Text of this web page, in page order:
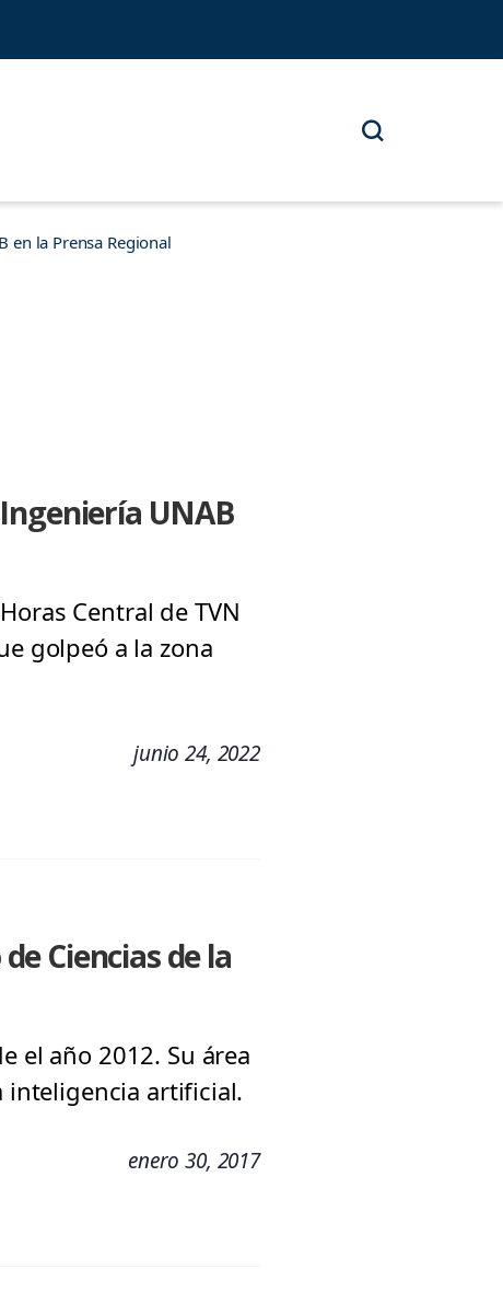
en la Prensa Regional
UNAB
Central de TVN
golpeó a la zona
junio 24, 2022
Ciencias de la
el año 2012. Su área
inteligencia artificial.
enero 30, 2017